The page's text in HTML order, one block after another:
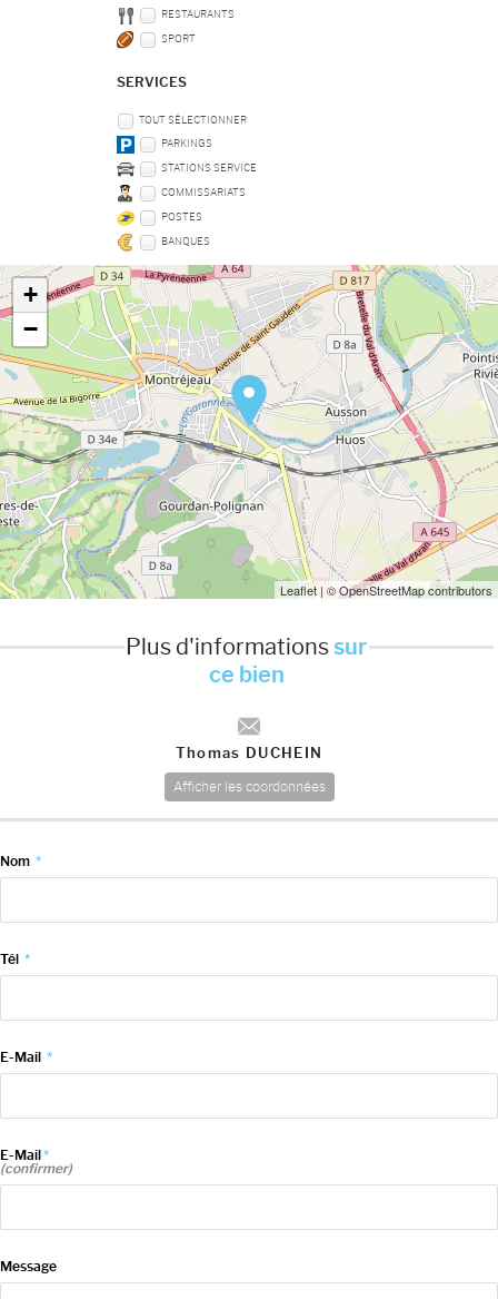
RESTAURANTS
SPORT
SERVICES
TOUT SÉLECTIONNER
PARKINGS
STATIONS SERVICE
COMMISSARIATS
POSTES
BANQUES
+
−
Leaflet| © OpenStreetMap contributors
Plus d'informationssur
ce bien
Thomas DUCHEIN
Afficher les coordonnées
Nom *
Tél *
E-Mail *
E-Mail*
(confirmer)
Message